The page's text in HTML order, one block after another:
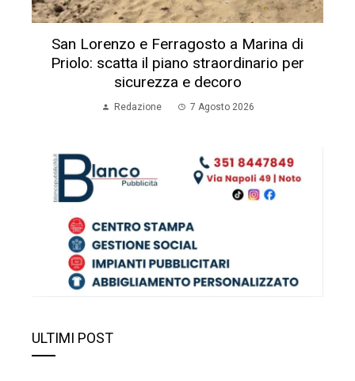
San Lorenzo e Ferragosto a Marina di
Priolo: scatta il piano straordinario per
sicurezza e decoro
Redazione 7 Agosto 2026
ULTIMI POST